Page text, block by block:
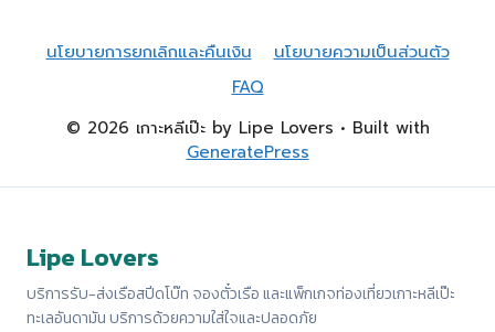
นโยบายการยกเลิกและคืนเงิน
นโยบายความเป็นส่วนตัว
FAQ
© 2026 เกาะหลีเป๊ะ by Lipe Lovers • Built with
GeneratePress
Lipe Lovers
บริการรับ-ส่งเรือสปีดโบ๊ท จองตั๋วเรือ และแพ็กเกจท่องเที่ยวเกาะหลีเป๊ะ
ทะเลอันดามัน บริการด้วยความใส่ใจและปลอดภัย